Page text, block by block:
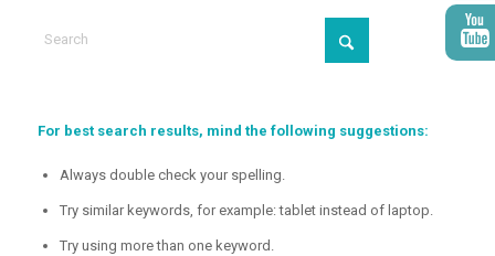
For best search results, mind the following suggestions:
Always double check your spelling.
Try similar keywords, for example: tablet instead of laptop.
Try using more than one keyword.